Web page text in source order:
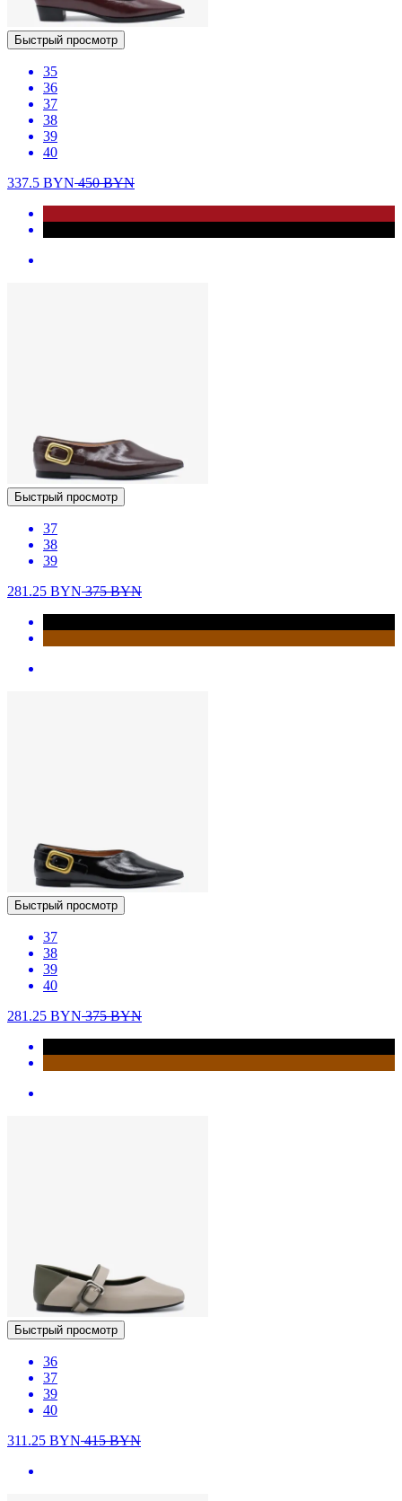
Быстрый просмотр
35
36
37
38
39
40
337.5 BYN450BYN
Быстрый просмотр
37
38
39
281.25 BYN375BYN
Быстрый просмотр
37
38
39
40
281.25 BYN375BYN
Быстрый просмотр
36
37
39
40
311.25 BYN415BYN